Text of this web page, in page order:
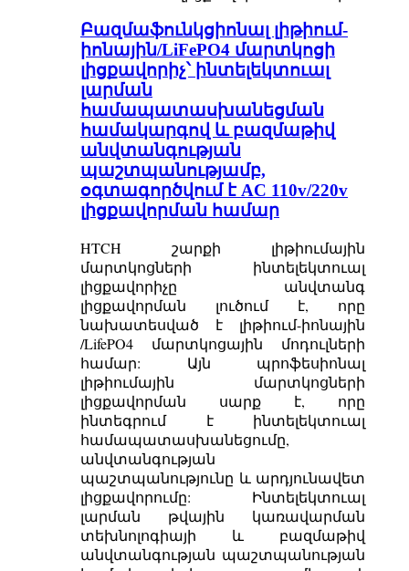
Բազմաֆունկցիոնալ լիթիում-
իոնային/LiFePO4 մարտկոցի
լիցքավորիչ՝ ինտելեկտուալ
լարման
համապատասխանեցման
համակարգով և բազմաթիվ
անվտանգության
պաշտպանությամբ,
օգտագործվում է AC 110v/220v
լիցքավորման համար
HTCH շարքի լիթիումային
մարտկոցների ինտելեկտուալ
լիցքավորիչը անվտանգ
լիցքավորման լուծում է, որը
նախատեսված է լիթիում-իոնային
/LifePO4 մարտկոցային մոդուլների
համար: Այն պրոֆեսիոնալ
լիթիումային մարտկոցների
լիցքավորման սարք է, որը
ինտեգրում է ինտելեկտուալ
համապատասխանեցումը,
անվտանգության
պաշտպանությունը և արդյունավետ
լիցքավորումը: Ինտելեկտուալ
լարման թվային կառավարման
տեխնոլոգիայի և բազմաթիվ
անվտանգության պաշտպանության